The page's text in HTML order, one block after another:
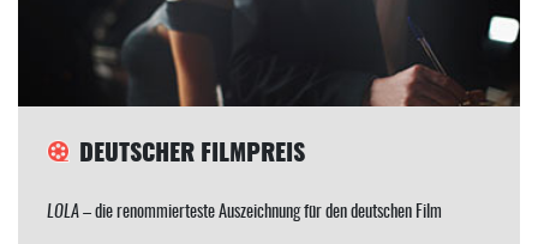
DEUTSCHER FILMPREIS
LOLA– die renommierteste Auszeichnung für den deutschen Film